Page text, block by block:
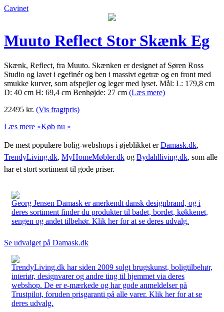
Cavinet
Muuto Reflect Stor Skænk Eg
Skænk, Reflect, fra Muuto. Skænken er designet af Søren Ross
Studio og lavet i egefinér og ben i massivt egetræ og en front med
smukke kurver, som afspejler og leger med lyset. Mål: L: 179,8 cm
D: 40 cm H: 69,4 cm Benhøjde: 27 cm (Læs mere)
22495 kr. (Vis fragtpris)
Læs mere »Køb nu »
De mest populære bolig-webshops i øjeblikket erDamask.dk,
TrendyLiving.dk, MyHomeMøbler.dk og Bydahlliving.dk, som alle
har et stort sortiment til gode priser.
Georg Jensen Damask er anerkendt dansk designbrand, og i
deres sortiment finder du produkter til badet, bordet, køkkenet,
sengen og andet tilbehør. Klik her for at se deres udvalg.
Se udvalget på Damask.dk
TrendyLiving.dk har siden 2009 solgt brugskunst, boligtilbehør,
interiør, designvarer og andre ting til hjemmet via deres
webshop. De er e-mærkede og har gode anmeldelser på
Trustpilot, foruden prisgaranti på alle varer. Klik her for at se
deres udvalg.